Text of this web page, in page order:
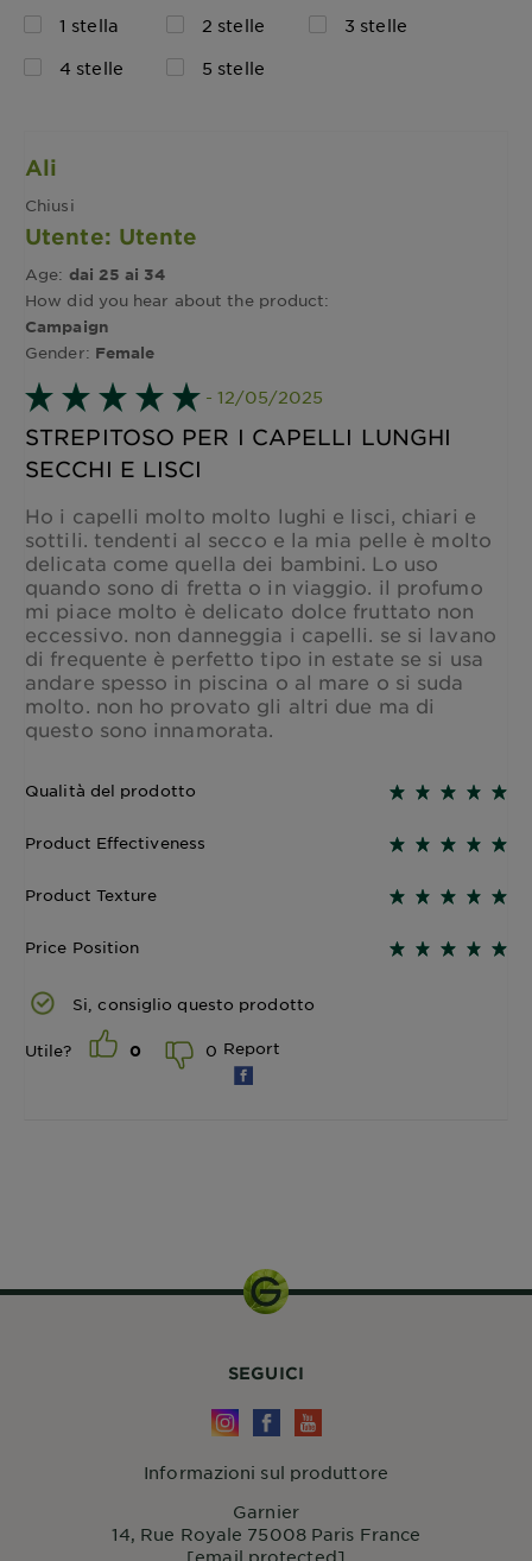
1 stella 2 stelle
3 stelle
4 stelle
5 stelle
Ali
Chiusi
Utente: Utente
Age: dai 25 ai 34
How did you hear about the product:
Campaign
Gender: Female
- 12/05/2025
STREPITOSO PER I CAPELLI LUNGHI
SECCHI E LISCI
Ho i capelli molto molto lughi e lisci, chiari e
sottili. tendenti al secco e la mia pelle è molto
delicata come quella dei bambini. Lo uso
quando sono di fretta o in viaggio. il profumo
mi piace molto è delicato dolce fruttato non
eccessivo. non danneggia i capelli. se si lavano
di frequente è perfetto tipo in estate se si usa
andare spesso in piscina o al mare o si suda
molto. non ho provato gli altri due ma di
questo sono innamorata.
Qualità del prodotto
Product Effectiveness
Product Texture
Price Position
Si, consiglio questo prodotto
Utile? 0 0 Report
SEGUICI
Informazioni sul produttore
Garnier
14, Rue Royale 75008 Paris France
[email protected]